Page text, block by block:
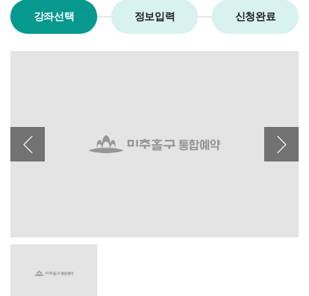
강좌선택 정보입력 신청완료